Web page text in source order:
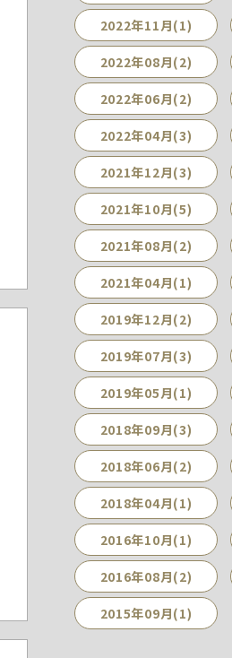
2022年11月(1)
2022年08月(2)
2022年06月(2)
2022年04月(3)
2021年12月(3)
2021年10月(5)
2021年08月(2)
2021年04月(1)
2019年12月(2)
2019年07月(3)
2019年05月(1)
2018年09月(3)
2018年06月(2)
2018年04月(1)
2016年10月(1)
2016年08月(2)
2015年09月(1)